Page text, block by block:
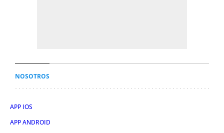
NOSOTROS
APP IOS
APP ANDROID